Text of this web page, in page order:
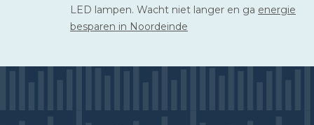
LED lampen. Wacht niet langer en ga energie
besparen in Noordeinde